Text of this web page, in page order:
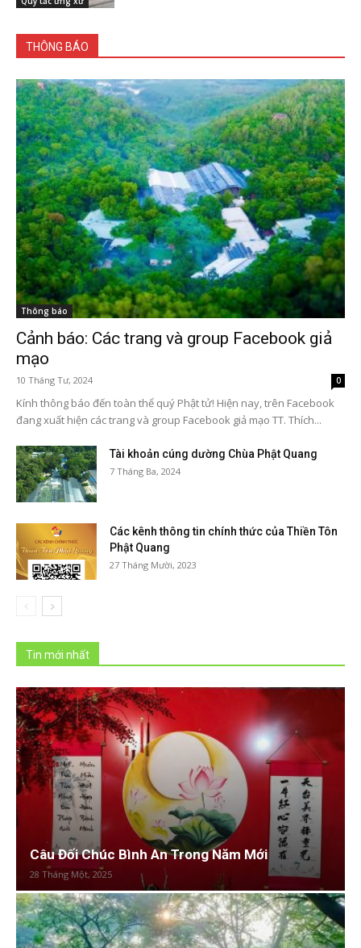
THÔNG BÁO
Thông báo
Cảnh báo: Các trang và group Facebook giả
mạo
10 Tháng Tư, 2024 0
Kính thông báo đến toàn thể quý Phật tử! Hiện nay, trên Facebook
đang xuất hiện các trang và group Facebook giả mạo TT. Thích...
Tài khoản cúng dường Chùa Phật Quang
7 Tháng Ba, 2024
Các kênh thông tin chính thức của Thiền Tôn
Phật Quang
27 Tháng Mười, 2023
Tin mới nhất
Câu Đối Chúc Bình An Trong Năm Mới
28 Tháng Một, 2025